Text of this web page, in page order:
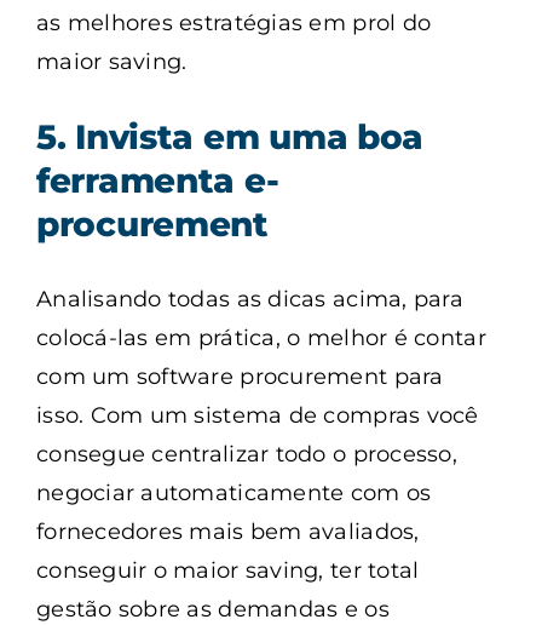
as melhores estratégias em prol do
maior saving.
5. Invista em uma boa
ferramenta e-
procurement
Analisando todas as dicas acima, para
colocá-las em prática, o melhor é contar
com um software procurement para
isso. Com um sistema de compras você
consegue centralizar todo o processo,
negociar automaticamente com os
fornecedores mais bem avaliados,
conseguir o maior saving, ter total
gestão sobre as demandas e os